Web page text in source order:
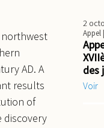
northwest
AD. A
results
of
discovery
2
Appel
des
Voir